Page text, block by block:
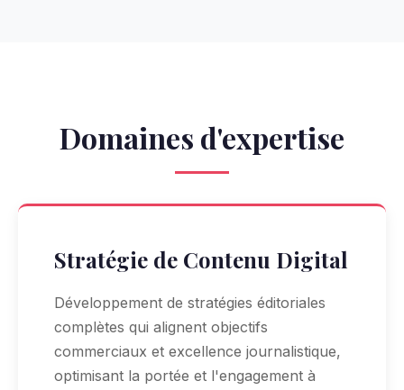
Domaines d'expertise
Stratégie de Contenu Digital
Développement de stratégies éditoriales
complètes qui alignent objectifs
commerciaux et excellence journalistique,
optimisant la portée et l'engagement à